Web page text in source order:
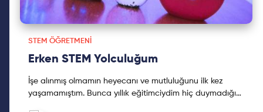
STEM ÖĞRETMENI
Erken STEM Yolculuğum
İşe alınmış olmamın heyecanı ve mutluluğunu ilk kez
yaşamamıştım. Bunca yıllık eğitimciydim hiç duymadığım